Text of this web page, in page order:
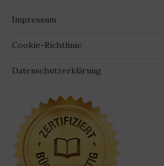
Impressum
Cookie-Richtlinie
Datenschutzerklärung